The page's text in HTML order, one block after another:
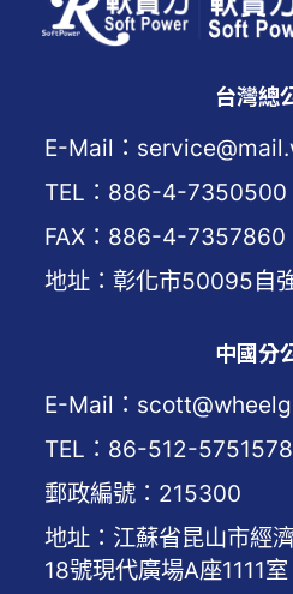
台灣總
E-Mail：
TEL：886-4-7350500
FAX：886-4-7357860
地址：彰化市50095自
中國分
E-Mail：
TEL：86-512-
郵政編號：215300
地址：江蘇省昆山市經
18號現代廣場A座1111室